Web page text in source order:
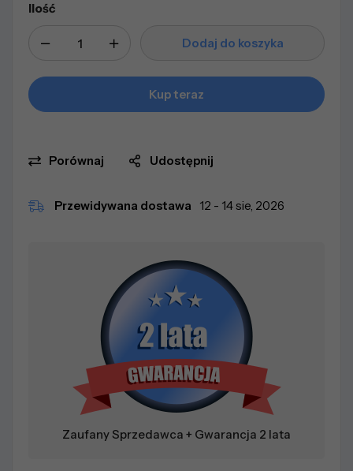
Ilość
Dodaj do koszyka
Kup teraz
Porównaj Udostępnij
Przewidywana dostawa 12 - 14 sie, 2026
Zaufany Sprzedawca + Gwarancja 2 lata